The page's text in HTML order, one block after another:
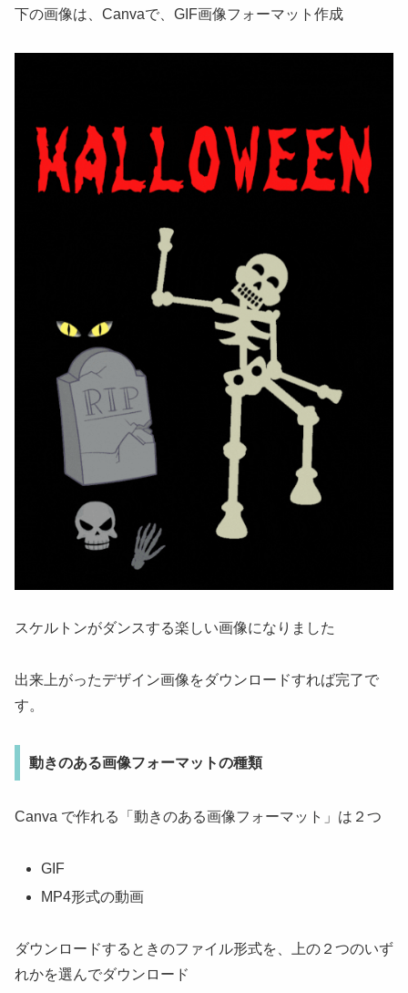
下の画像は、Canvaで、GIF画像フォーマット作成
スケルトンがダンスする楽しい画像になりました
出来上がったデザイン画像をダウンロードすれば完了で
す。
動きのある画像フォーマットの種類
Canva で作れる「動きのある画像フォーマット」は２つ
GIF
MP4形式の動画
ダウンロードするときのファイル形式を、上の２つのいず
れかを選んでダウンロード